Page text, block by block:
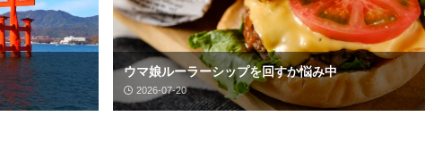
ウマ娘ルーラーシップを回すか悩み中
2026-07-20